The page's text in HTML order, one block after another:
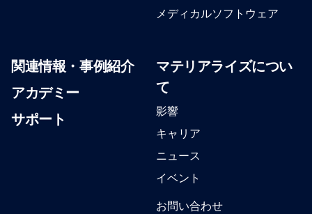
メディカルソフトウェア
関連情報・事例紹介
アカデミー
サポート
マテリアライズについ
て
影響
キャリア
ニュース
イベント
お問い合わせ